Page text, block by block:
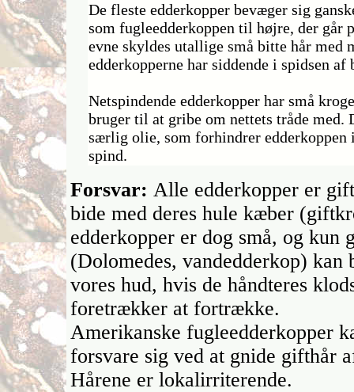
De fleste edderkopper bevæger sig
som fugleedderkoppen til højre, der går
evne skyldes utallige små bitte hår med
edderkopperne har siddende i spidsen af
Netspindende edderkopper har små
bruger til at gribe om nettets tråde med.
særlig olie, som forhindrer edderkoppen
spind.
Forsvar: Alle edderkopper er
bide med deres hule kæber
edderkopper er dog små, og kun
(Dolomedes, vandedderkop) kan
vores hud, hvis de håndteres
foretrækker at fortrække.
Amerikanske fugleedderkopper
forsvare sig ved at gnide gifthår
Hårene er lokalirriterende.